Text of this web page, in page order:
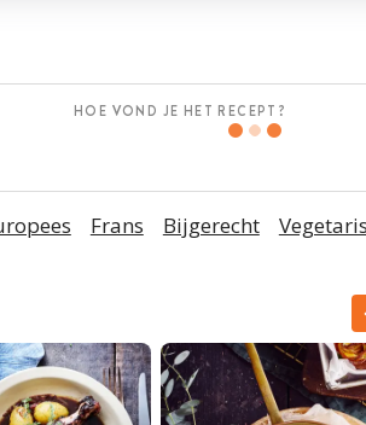
HOE VOND JE HET RECEPT?
Frans Bijgerecht